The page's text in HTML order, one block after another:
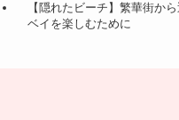
【隠れたビーチ】繁華街か
ベイを楽しむために